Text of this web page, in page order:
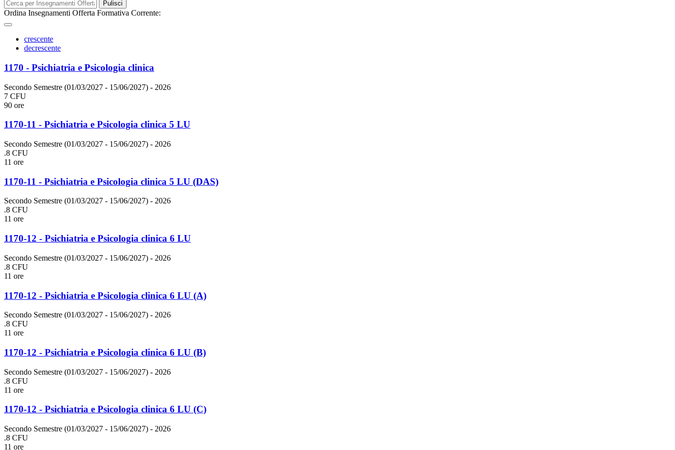
Pulisci
Ordina Insegnamenti Offerta Formativa Corrente:
crescente
decrescente
1170 - Psichiatria e Psicologia clinica
Secondo Semestre (01/03/2027 - 15/06/2027) - 2026
7 CFU
90 ore
1170-11 - Psichiatria e Psicologia clinica 5 LU
Secondo Semestre (01/03/2027 - 15/06/2027) - 2026
.8 CFU
11 ore
1170-11 - Psichiatria e Psicologia clinica 5 LU (DAS)
Secondo Semestre (01/03/2027 - 15/06/2027) - 2026
.8 CFU
11 ore
1170-12 - Psichiatria e Psicologia clinica 6 LU
Secondo Semestre (01/03/2027 - 15/06/2027) - 2026
.8 CFU
11 ore
1170-12 - Psichiatria e Psicologia clinica 6 LU (A)
Secondo Semestre (01/03/2027 - 15/06/2027) - 2026
.8 CFU
11 ore
1170-12 - Psichiatria e Psicologia clinica 6 LU (B)
Secondo Semestre (01/03/2027 - 15/06/2027) - 2026
.8 CFU
11 ore
1170-12 - Psichiatria e Psicologia clinica 6 LU (C)
Secondo Semestre (01/03/2027 - 15/06/2027) - 2026
.8 CFU
11 ore